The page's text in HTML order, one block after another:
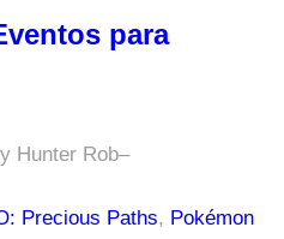
para
Hunter Rob–
Precious Paths, Pokémon